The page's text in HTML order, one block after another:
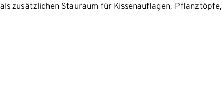
zusätzlichen Stauraum für Kissenauflagen, Pflanztöpfe,